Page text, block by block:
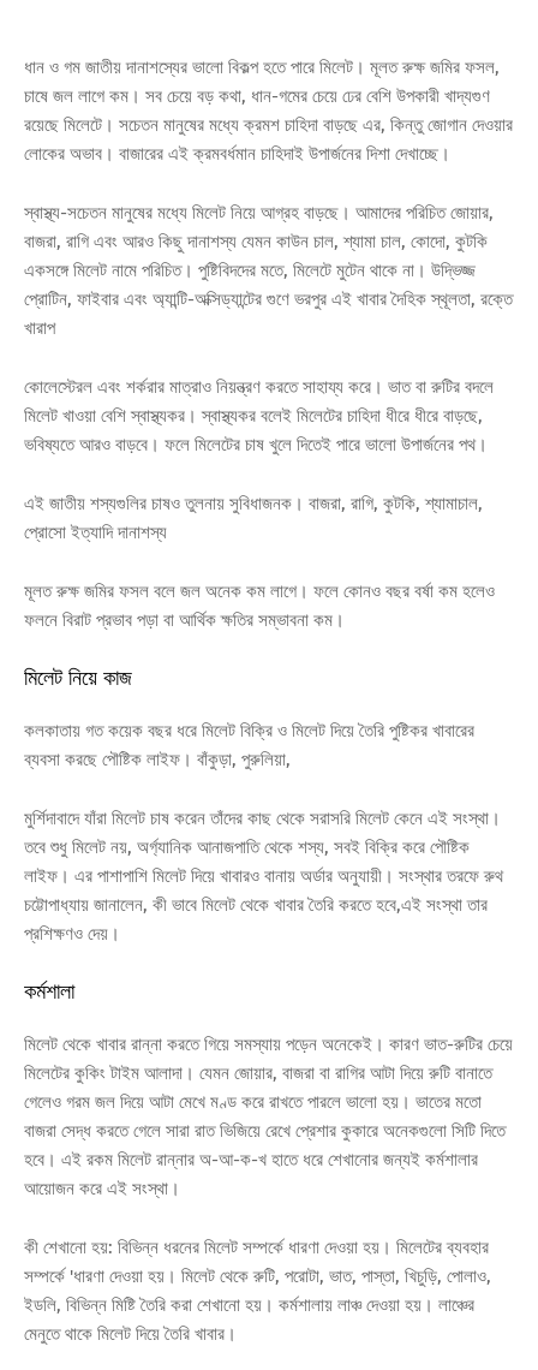
ধান ও গম জাতীয় দানাশস্যের ভালো বিকল্প হতে পারে মিলেট। মূলত রুক্ষ জমির ফসল,
চাষে জল লাগে কম। সব চেয়ে বড় কথা, ধান-গমের চেয়ে ঢের বেশি উপকারী খাদ্যগুণ
রয়েছে মিলেটে। সচেতন মানুষের মধ্যে ক্রমশ চাহিদা বাড়ছে এর, কিন্তু জোগান দেওয়ার
লোকের অভাব। বাজারের এই ক্রমবর্ধমান চাহিদাই উপার্জনের দিশা দেখাচ্ছে।
স্বাস্থ্য-সচেতন মানুষের মধ্যে মিলেট নিয়ে আগ্রহ বাড়ছে। আমাদের পরিচিত জোয়ার,
বাজরা, রাগি এবং আরও কিছু দানাশস্য যেমন কাউন চাল, শ্যামা চাল, কোদো, কুটকি
একসঙ্গে মিলেট নামে পরিচিত। পুষ্টিবিদদের মতে, মিলেটে মুটেন থাকে না। উদ্ভিজ্জ
প্রোটিন, ফাইবার এবং অ্যান্টি-অক্সিড্যান্টের গুণে ভরপুর এই খাবার দৈহিক স্থূলতা, রক্তে
খারাপ
কোলেস্টেরল এবং শর্করার মাত্রাও নিয়ন্ত্রণ করতে সাহায্য করে। ভাত বা রুটির বদলে
মিলেট খাওয়া বেশি স্বাস্থ্যকর। স্বাস্থ্যকর বলেই মিলেটের চাহিদা ধীরে ধীরে বাড়ছে,
ভবিষ্যতে আরও বাড়বে। ফলে মিলেটের চাষ খুলে দিতেই পারে ভালো উপার্জনের পথ।
এই জাতীয় শস্যগুলির চাষও তুলনায় সুবিধাজনক। বাজরা, রাগি, কুটকি, শ্যামাচাল,
প্রোসো ইত্যাদি দানাশস্য
মূলত রুক্ষ জমির ফসল বলে জল অনেক কম লাগে। ফলে কোনও বছর বর্ষা কম হলেও
ফলনে বিরাট প্রভাব পড়া বা আর্থিক ক্ষতির সম্ভাবনা কম।
মিলেট নিয়ে কাজ
কলকাতায় গত কয়েক বছর ধরে মিলেট বিক্রি ও মিলেট দিয়ে তৈরি পুষ্টিকর খাবারের
ব্যবসা করছে পৌষ্টিক লাইফ। বাঁকুড়া, পুরুলিয়া,
মুর্শিদাবাদে যাঁরা মিলেট চাষ করেন তাঁদের কাছ থেকে সরাসরি মিলেট কেনে এই সংস্থা।
তবে শুধু মিলেট নয়, অর্গ্যানিক আনাজপাতি থেকে শস্য, সবই বিক্রি করে পৌষ্টিক
লাইফ। এর পাশাপাশি মিলেট দিয়ে খাবারও বানায় অর্ডার অনুযায়ী। সংস্থার তরফে রুথ
চট্টোপাধ্যায় জানালেন, কী ভাবে মিলেট থেকে খাবার তৈরি করতে হবে,এই সংস্থা তার
প্রশিক্ষণও দেয়।
কর্মশালা
মিলেট থেকে খাবার রান্না করতে গিয়ে সমস্যায় পড়েন অনেকেই। কারণ ভাত-রুটির চেয়ে
মিলেটের কুকিং টাইম আলাদা। যেমন জোয়ার, বাজরা বা রাগির আটা দিয়ে রুটি বানাতে
গেলেও গরম জল দিয়ে আটা মেখে মণ্ড করে রাখতে পারলে ভালো হয়। ভাতের মতো
বাজরা সেদ্ধ করতে গেলে সারা রাত ভিজিয়ে রেখে প্রেশার কুকারে অনেকগুলো সিটি দিতে
হবে। এই রকম মিলেট রান্নার অ-আ-ক-খ হাতে ধরে শেখানোর জন্যই কর্মশালার
আয়োজন করে এই সংস্থা।
কী শেখানো হয়: বিভিন্ন ধরনের মিলেট সম্পর্কে ধারণা দেওয়া হয়। মিলেটের ব্যবহার
সম্পর্কে 'ধারণা দেওয়া হয়। মিলেট থেকে রুটি, পরোটা, ভাত, পাস্তা, খিচুড়ি, পোলাও,
ইডলি, বিভিন্ন মিষ্টি তৈরি করা শেখানো হয়। কর্মশালায় লাঞ্চ দেওয়া হয়। লাঞ্চের
মেনুতে থাকে মিলেট দিয়ে তৈরি খাবার।